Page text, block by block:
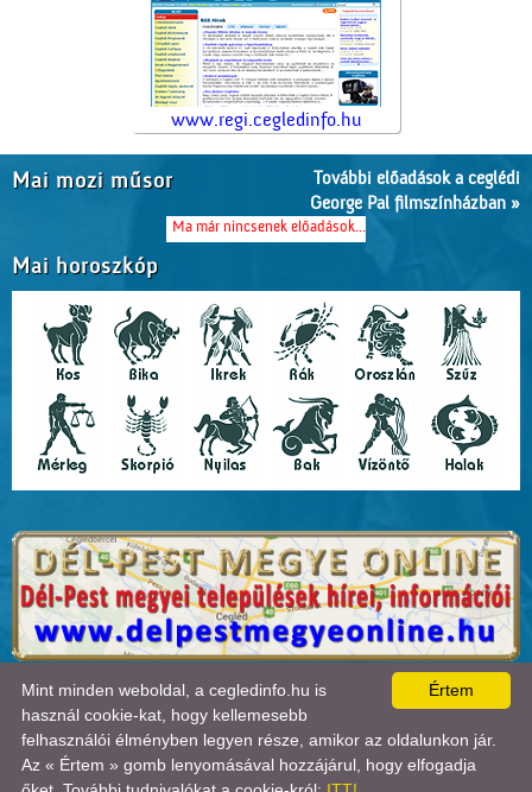
www.regi.cegledinfo.hu
Mai mozi műsor
További előadások a ceglédi
George Pal filmszínházban »
Ma már nincsenek előadások...
Mai horoszkóp
A lap0.021 másodperc alatt készült el. | Copyright 2026 © Cegledinfo
, design by:
ÍRJON NEKÜNK! |OLDALTÉRKÉP IMPRESSZUM
A látogatók száma 2018.11.11-től:22710105| Ebben a hónapban:
jelenleg: |Statisztika

Értem
Mint minden weboldal, a cegledinfo.hu is
használ cookie-kat, hogy kellemesebb
felhasználói élményben legyen része, amikor az oldalunkon jár.
Az « Értem » gomb lenyomásával hozzájárul, hogy elfogadja